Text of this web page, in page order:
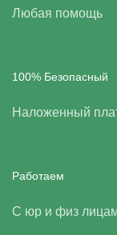
Любая помощь
100% Безопасный
Наложенный
Работаем
С юр и физ